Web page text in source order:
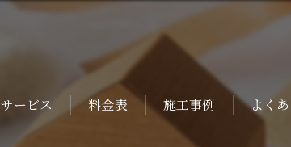
サービス 料金表 施工事例 よく